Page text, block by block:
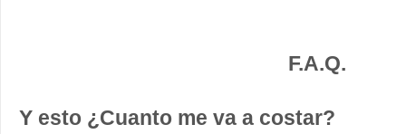
F.A.Q.
Y esto ¿Cuanto me va a costar?